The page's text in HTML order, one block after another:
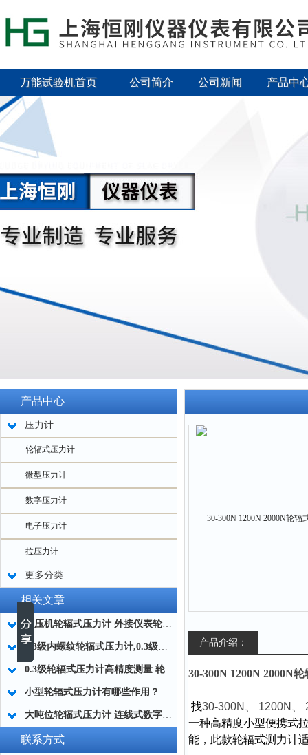
万能试验机首页 公司简介 公司新闻 产品中
产品中心
压力计
轮辐式压力计
微型压力计
数字压力计
电子压力计
拉压力计
更多分类
相关文章
液压机轮辐式压力计 外接仪表轮辐测力计 外接仪表轮辐测力计厂家
0.3级内螺纹轮辐式压力计,0.3级轮辐式测力计定制,上海0.3级精密压力计厂家
0.3级轮辐式压力计高精度测量 轮辐式大量程压力计
小型轮辐式压力计有哪些作用？
大吨位轮辐式压力计 连线式数字测力计 外置数显式推拉力计SGLF厂家
联系方式
产品介绍：
30-300N 1200N 2000N
找30-300N 1200N
一种高精度小型便携式
能，此款轮辐式测力计